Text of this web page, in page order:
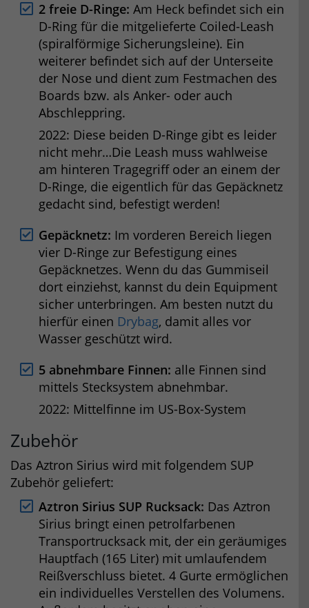
2 freie D-Ringe: Am Heck befindet sich ein
D-Ring für die mitgelieferte Coiled-Leash
(spiralförmige Sicherungsleine). Ein
weiterer befindet sich auf der Unterseite
der Nose und dient zum Festmachen des
Boards bzw. als Anker- oder auch
Abschleppring.
2022: Diese beiden D-Ringe gibt es leider
nicht mehr…Die Leash muss wahlweise
am hinteren Tragegriff oder an einem der
D-Ringe, die eigentlich für das Gepäcknetz
gedacht sind, befestigt werden!
Gepäcknetz: Im vorderen Bereich liegen
vier D-Ringe zur Befestigung eines
Gepäcknetzes. Wenn du das Gummiseil
dort einziehst, kannst du dein Equipment
sicher unterbringen. Am besten nutzt du
hierfür einen Drybag, damit alles vor
Wasser geschützt wird.
5 abnehmbare Finnen: alle Finnen sind
mittels Stecksystem abnehmbar.
2022: Mittelfinne im US-Box-System
Zubehör
Das Aztron Sirius wird mit folgendem SUP
Zubehör geliefert:
Aztron Sirius SUP Rucksack: Das Aztron
Sirius bringt einen petrolfarbenen
Transportrucksack mit, der ein geräumiges
Hauptfach (165 Liter) mit umlaufendem
Reißverschluss bietet. 4 Gurte ermöglichen
ein individuelles Verstellen des Volumens.